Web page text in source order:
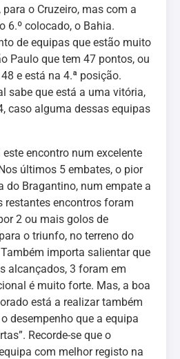
o Cruzeiro, mas com a
6.º colocado, o Bahia.
de equipas que estão muito
Paulo que tem 47 pontos, ou
e está na 4.ª posição.
sabe que está a uma vitória,
caso alguma dessas equipas
este encontro num excelente
últimos 5 embates, o pior
do Bragantino, num empate a
restantes encontros foram
2 ou mais golos de
o triunfo, no terreno do
importa salientar que
alcançados, 3 foram em
é muito forte. Mas, a boa
está a realizar também
desempenho que a equipa
Recorde-se que o
com melhor registo na